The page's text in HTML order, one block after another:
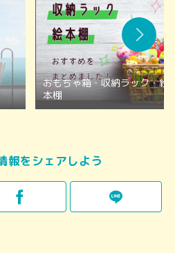
おもちゃ箱・収納ラック・絵
本棚
報をシェアしよう